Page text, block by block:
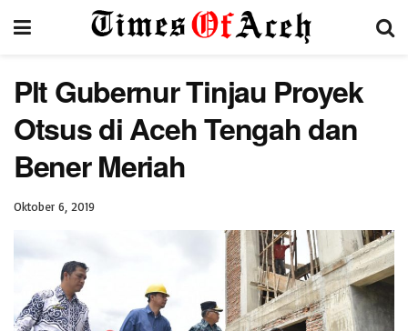
Plt Gubernur Tinjau Proyek
Otsus di Aceh Tengah dan
Bener Meriah
Oktober 6, 2019